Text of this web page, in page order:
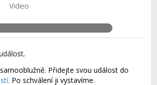
Video
Přidejte svou událost do
Po schválení ji vystavíme.